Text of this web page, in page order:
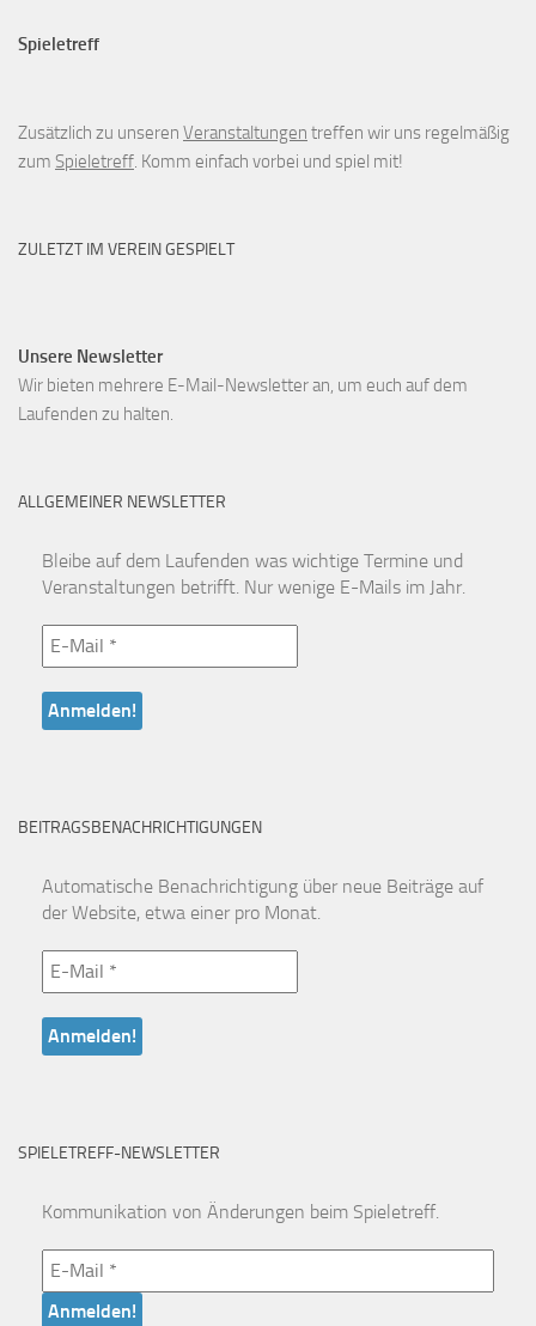
Spieletreff
Zusätzlich zu unseren Veranstaltungen treffen wir uns regelmäßig
zum Spieletreff. Komm einfach vorbei und spiel mit!
ZULETZT IM VEREIN GESPIELT
Unsere Newsletter
Wir bieten mehrere E-Mail-Newsletter an, um euch auf dem
Laufenden zu halten.
ALLGEMEINER NEWSLETTER
Bleibe auf dem Laufenden was wichtige Termine und
Veranstaltungen betrifft. Nur wenige E-Mails im Jahr.
BEITRAGSBENACHRICHTIGUNGEN
Automatische Benachrichtigung über neue Beiträge auf
der Website, etwa einer pro Monat.
SPIELETREFF-NEWSLETTER
Kommunikation von Änderungen beim Spieletreff.